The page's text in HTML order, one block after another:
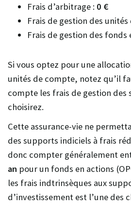
Frais d’arbitrage : 0 €
Frais de gestion des
Frais de gestion des fonds
Si vous optez pour une
unités de compte, notez qu’il
compte les frais de gestion des
choisirez.
Cette assurance-vie ne
des supports indiciels à frais
donc compter généralement
an pour un fonds en actions
les frais indtrinsèques aux
d’investissement est l’une des